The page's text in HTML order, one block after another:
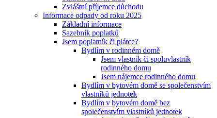
Zvláštní příjemce důchodu
Informace odpady od roku 2025
Základní informace
Sazebník poplatků
Jsem poplatník či plátce?
Bydlím v rodinném domě
Jsem vlastník či spoluvlastník
rodinného domu
Jsem nájemce rodinného domu
Bydlím v bytovém domě se společenstvím
vlastníků jednotek
Bydlím v bytovém domě bez
společenstvím vlastníků jednotek